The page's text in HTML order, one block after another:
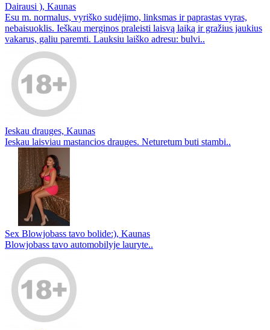
Dairausi ), Kaunas
Esu m. normalus, vyriško sudėjimo, linksmas ir paprastas vyras,
nebaisuoklis. Ieškau merginos praleisti laisvą laiką ir gražius jaukius
vakarus, galiu paremti. Lauksiu laiško adresu: bulvi..
Ieskau drauges, Kaunas
Ieskau laisviau mastancios drauges. Neturetum buti stambi..
Sex Blowjobass tavo bolide:), Kaunas
Blowjobass tavo automobilyje lauryte..